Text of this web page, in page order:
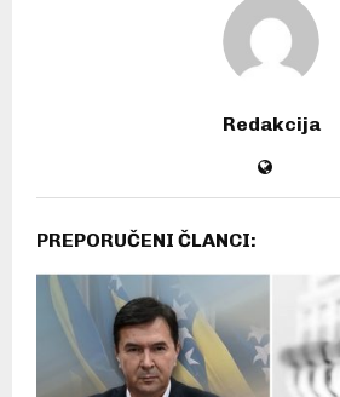
Redakcija
PREPORUČENI ČLANCI: